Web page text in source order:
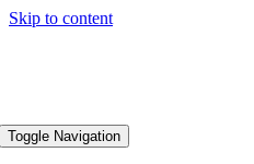
Skip to content
Toggle Navigation